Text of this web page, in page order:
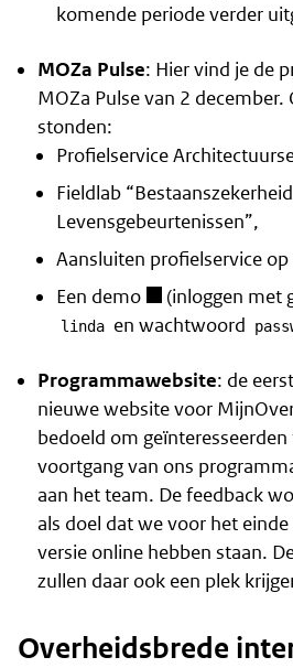
komende periode verder
MOZa Pulse: Hier vind je de
MOZa Pulse van 2 december.
stonden:
Profielservice
Fieldlab
Levensgebeurtenissen”,
Aansluiten profielservice
Een demo
(inloggen met
linda en wachtwoord
Programmawebsite: de
nieuwe website voor
bedoeld om
voortgang van ons
aan het team. De feedback
als doel dat we voor het
versie online hebben staan.
zullen daar ook een plek
Overheidsbrede